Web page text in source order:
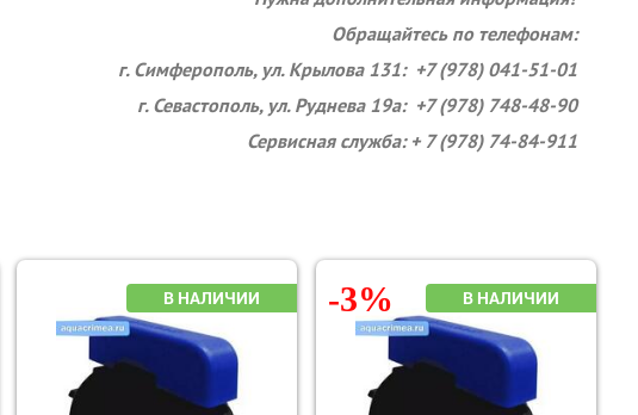
Обращайтесь по телефонам:
г. Симферополь, ул. Крылова 131: +7 (978) 041-51-01
г. Севастополь, ул. Руднева 19а: +7 (978) 748-48-90
Сервисная служба: + 7 (978) 74-84-911
-3%